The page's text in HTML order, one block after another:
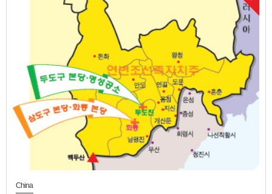
China